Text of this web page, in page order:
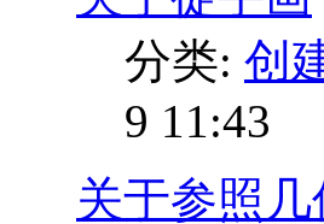
分类: 创
9 11:43
关于参照